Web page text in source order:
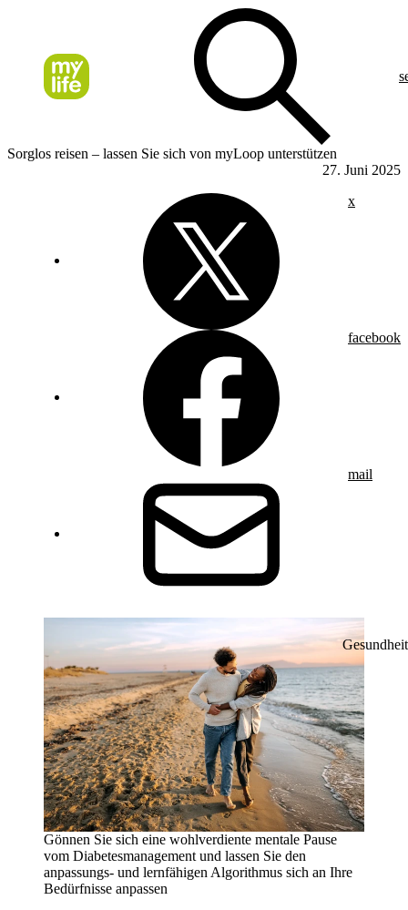
Sorglos reisen – lassen Sie sich von myLoop unterstützen
27. Juni 2025
x
facebook
mail
Gesundheit
Gönnen Sie sich eine wohlverdiente mentale Pause
vom Diabetesmanagement und lassen Sie den
anpassungs- und lernfähigen Algorithmus sich an Ihre
Bedürfnisse anpassen